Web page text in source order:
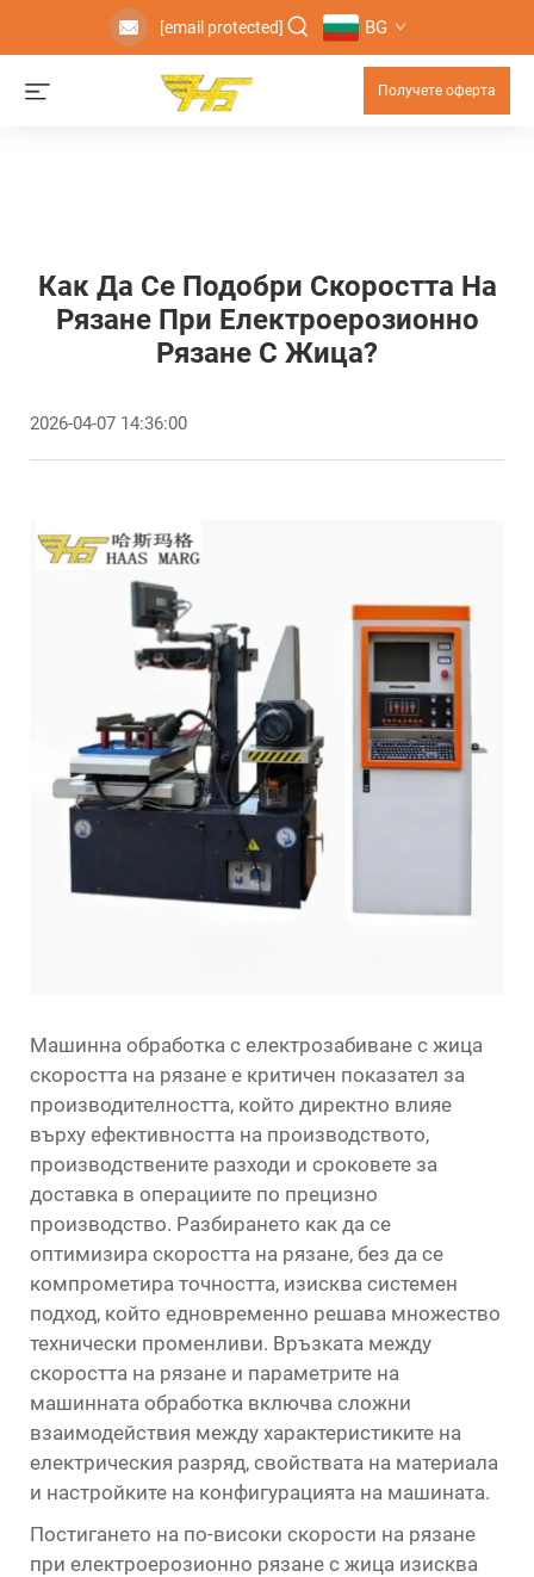
[email protected] BG
Получете оферта
Как Да Се Подобри Скоростта На
Рязане При Електроерозионно
Рязане С Жица?
2026-04-07 14:36:00
Машинна обработка с електрозабиване с жица
скоростта на рязане е критичен показател за
производителността, който директно влияе
върху ефективността на производството,
производствените разходи и сроковете за
доставка в операциите по прецизно
производство. Разбирането как да се
оптимизира скоростта на рязане, без да се
компрометира точността, изисква системен
подход, който едновременно решава множество
технически променливи. Връзката между
скоростта на рязане и параметрите на
машинната обработка включва сложни
взаимодействия между характеристиките на
електрическия разряд, свойствата на материала
и настройките на конфигурацията на машината.
Постигането на по-високи скорости на рязане
при електроерозионно рязане с жица изисква